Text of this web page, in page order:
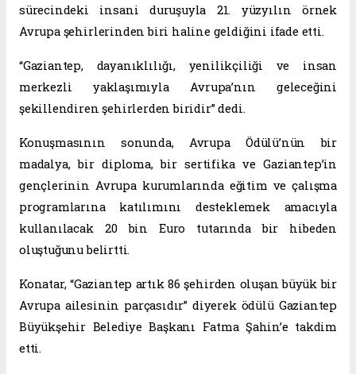
sürecindeki insani duruşuyla 21. yüzyılın örnek
Avrupa şehirlerinden biri haline geldiğini ifade etti.
“Gaziantep, dayanıklılığı, yenilikçiliği ve insan
merkezli yaklaşımıyla Avrupa’nın geleceğini
şekillendiren şehirlerden biridir” dedi.
Konuşmasının sonunda, Avrupa Ödülü’nün bir
madalya, bir diploma, bir sertifika ve Gaziantep’in
gençlerinin Avrupa kurumlarında eğitim ve çalışma
programlarına katılımını desteklemek amacıyla
kullanılacak 20 bin Euro tutarında bir hibeden
oluştuğunu belirtti.
Konatar, “Gaziantep artık 86 şehirden oluşan büyük bir
Avrupa ailesinin parçasıdır” diyerek ödülü Gaziantep
Büyükşehir Belediye Başkanı Fatma Şahin’e takdim
etti.